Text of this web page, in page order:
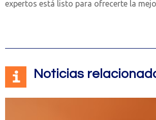
expertos está listo para ofrecerte la
Noticias